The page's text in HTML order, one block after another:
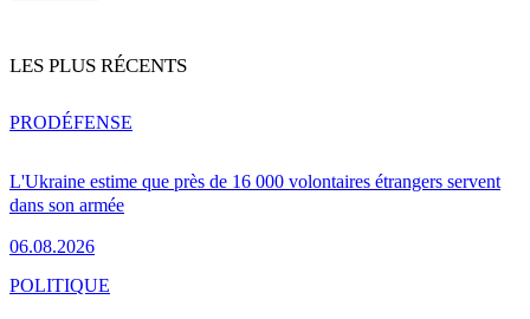
LES PLUS RÉCENTS
L'Ukraine estime que près de 16 000 volontaires étrangers servent
dans son armée
06.08.2026
PRODÉFENSE
POLITIQUE